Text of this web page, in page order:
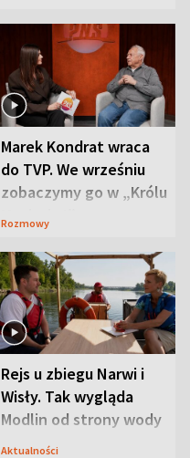
Marek Kondrat wraca
do TVP. We wrześniu
zobaczymy go w „Królu
Maciusiu I”
Rozmowy
Rejs u zbiegu Narwi i
Wisły. Tak wygląda
Modlin od strony wody
Aktualności